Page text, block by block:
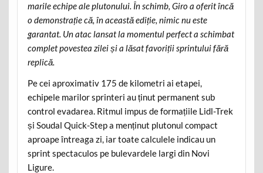
marile echipe ale plutonului. În schimb, Giro a oferit încă
o demonstrație că, în această ediție, nimic nu este
garantat. Un atac lansat la momentul perfect a schimbat
complet povestea zilei și a lăsat favoriții sprintului fără
replică.
Pe cei aproximativ 175 de kilometri ai etapei,
echipele marilor sprinteri au ținut permanent sub
control evadarea. Ritmul impus de formațiile Lidl-Trek
și Soudal Quick-Step a menținut plutonul compact
aproape întreaga zi, iar toate calculele indicau un
sprint spectaculos pe bulevardele largi din Novi
Ligure.